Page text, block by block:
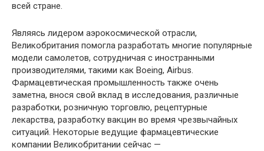
всей стране.
Являясь лидером аэрокосмической отрасли,
Великобритания помогла разработать многие популярные
модели самолетов, сотрудничая с иностранными
производителями, такими как Boeing, Airbus.
Фармацевтическая промышленность также очень
заметна, внося свой вклад в исследования, различные
разработки, розничную торговлю, рецептурные
лекарства, разработку вакцин во время чрезвычайных
ситуаций. Некоторые ведущие фармацевтические
компании Великобритании сейчас —